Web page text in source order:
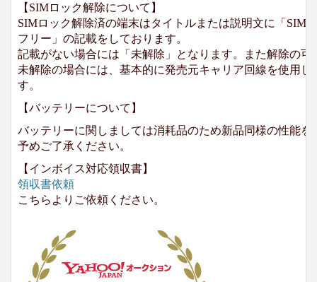
【SIMロック解除について】
SIMロック解除済の端末はタイトルまたは説明文に「SIM
フリー」の記載をしております。
記載がない場合には「未解除」となります。また解除の可
未解除の場合には、基本的に発売元キャリア回線を使用
す。
【バッテリーについて】
バッテリーに関しましては消耗品のため新品同様の性能
予めご了承ください。
【インボイス対応領収書】
領収書依頼
こちらよりご依頼ください。